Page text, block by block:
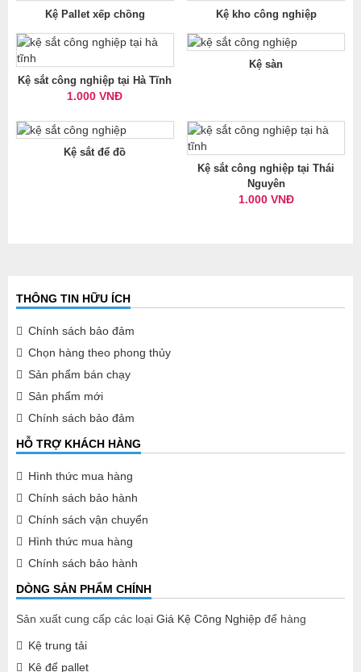
Kệ Pallet xếp chồng Kệ kho công nghiệp
Kệ sắt công nghiệp tại Hà Tĩnh
1.000 VNĐ
Kệ sàn
Kệ sắt để đồ
Kệ sắt công nghiệp tại Thái
Nguyên
1.000 VNĐ
THÔNG TIN HỮU ÍCH
Chính sách bảo đảm
Chọn hàng theo phong thủy
Sản phẩm bán chạy
Sản phẩm mới
Chính sách bảo đảm
HỖ TRỢ KHÁCH HÀNG
Hình thức mua hàng
Chính sách bảo hành
Chính sách vận chuyển
Hình thức mua hàng
Chính sách bảo hành
DÒNG SẢN PHẨM CHÍNH
Sản xuất cung cấp các loại Giá Kệ Công Nghiệp để hàng
Kệ trung tải
Kệ để pallet